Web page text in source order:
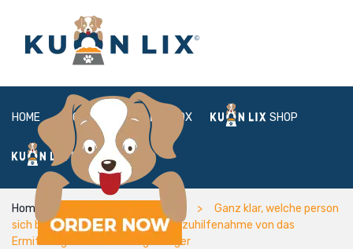
HOME ABOUT BOX SHOP
FAQ LOGIN
Home flirtymature de review
Ganz klar, welche person
sich bis dato vordergrundig unter zuhilfenahme von das
Ermittlung auf diesem Angehoriger